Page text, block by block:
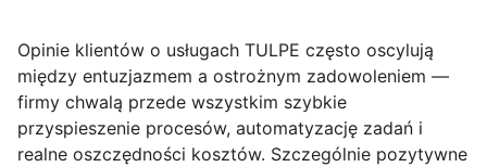
Opinie klientów o usługach TULPE często oscylują
między entuzjazmem a ostrożnym zadowoleniem —
firmy chwalą przede wszystkim szybkie
przyspieszenie procesów, automatyzację zadań i
realne oszczędności kosztów. Szczególnie pozytywne